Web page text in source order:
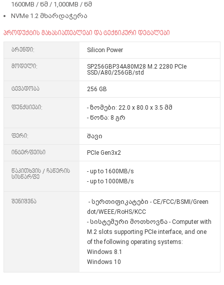
1600MB / წმ / 1,000MB / წმ
NVMe 1.2 მხარდაჭერა
პროდუქტის მახასიათებლები და ტექნიკური დეტალები
ბრენდი: Silicon Power
მოდელი:
SP256GBP34A80M28 M.2 2280 PCIe
SSD/A80/256GB/std
ტევადობა 256 GB
ფუნქციები:
- ზომები: 22.0 x 80.0 x 3.5 მმ
- წონა: 8 გრ
ფერი: შავი
ინტერფეისი PCIe Gen3x2
წაკითხვის / ჩაწერის
სისწარფე
- up to 1600MB/s
- up to 1000MB/s
შენიშვნა
- სერთიფიკატები - CE/FCC/BSMI/Green
dot/WEEE/RoHS/KCC
- სისტემური მოთხოვნა - Computer with
M.2 slots supporting PCIe interface, and one
of the following operating systems:
Windows 8.1
Windows 10